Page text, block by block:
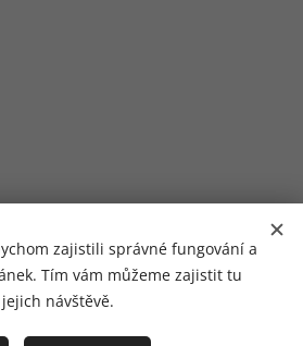
zajistili správné fungování a
Tím vám můžeme zajistit tu
návštěvě.